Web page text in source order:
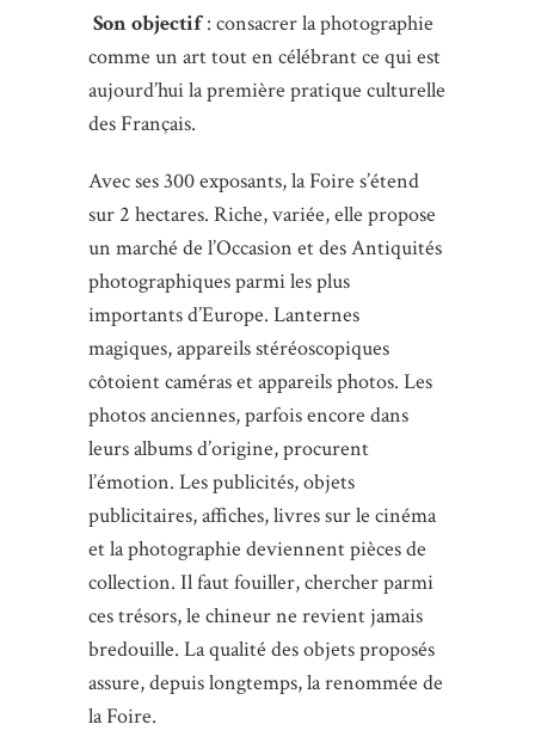
Son objectif: consacrer la photographie
comme un art tout en célébrant ce qui est
aujourd’hui la première pratique culturelle
des Français.
Avec ses 300 exposants, la Foire s’étend
sur 2 hectares. Riche, variée, elle propose
un marché de l’Occasion et des Antiquités
photographiques parmi les plus
importants d’Europe. Lanternes
magiques, appareils stéréoscopiques
côtoient caméras et appareils photos. Les
photos anciennes, parfois encore dans
leurs albums d’origine, procurent
l’émotion. Les publicités, objets
publicitaires, affiches, livres sur le cinéma
et la photographie deviennent pièces de
collection. Il faut fouiller, chercher parmi
ces trésors, le chineur ne revient jamais
bredouille. La qualité des objets proposés
assure, depuis longtemps, la renommée de
la Foire.